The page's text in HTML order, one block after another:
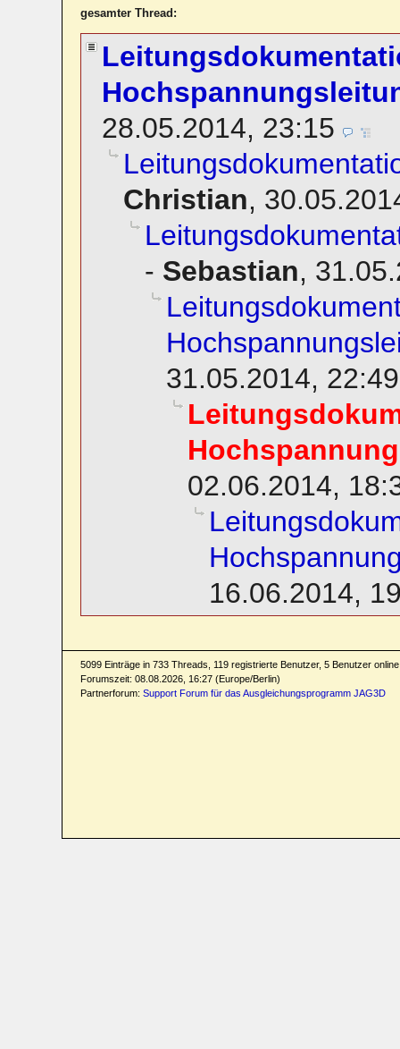
gesamter Thread:
28.05.2014, 23:15
Christian,
- Sebastian,
31.05.2014, 22:49
02.06.2014,
16.06.2014,
5099 Einträge in 733 Threads, 119 registrierte Benutzer, 5 Benutzer
Forumszeit: 08.08.2026, 16:27 (Europe/Berlin)
Partnerforum: Support Forum für das Ausgleichungsprogramm JAG3D